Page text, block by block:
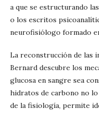
a que se estructurando
o los escritos
neurofisiólogo formado
La reconstrucción de las
Bernard descubre los
glucosa en sangre sea
hidratos de carbono no lo
de la fisiología, permite